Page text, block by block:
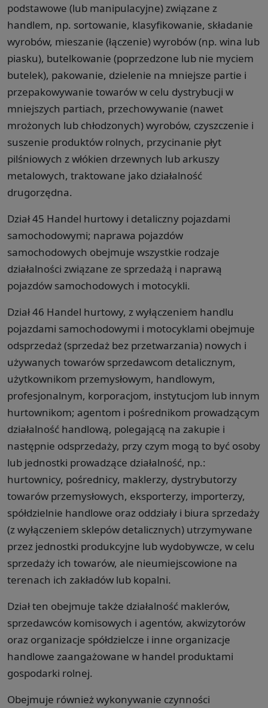
podstawowe (lub manipulacyjne) związane z
handlem, np. sortowanie, klasyfikowanie, składanie
wyrobów, mieszanie (łączenie) wyrobów (np. wina lub
piasku), butelkowanie (poprzedzone lub nie myciem
butelek), pakowanie, dzielenie na mniejsze partie i
przepakowywanie towarów w celu dystrybucji w
mniejszych partiach, przechowywanie (nawet
mrożonych lub chłodzonych) wyrobów, czyszczenie i
suszenie produktów rolnych, przycinanie płyt
pilśniowych z włókien drzewnych lub arkuszy
metalowych, traktowane jako działalność
drugorzędna.
Dział 45 Handel hurtowy i detaliczny pojazdami
samochodowymi; naprawa pojazdów
samochodowych obejmuje wszystkie rodzaje
działalności związane ze sprzedażą i naprawą
pojazdów samochodowych i motocykli.
Dział 46 Handel hurtowy, z wyłączeniem handlu
pojazdami samochodowymi i motocyklami obejmuje
odsprzedaż (sprzedaż bez przetwarzania) nowych i
używanych towarów sprzedawcom detalicznym,
użytkownikom przemysłowym, handlowym,
profesjonalnym, korporacjom, instytucjom lub innym
hurtownikom; agentom i pośrednikom prowadzącym
działalność handlową, polegającą na zakupie i
następnie odsprzedaży, przy czym mogą to być osoby
lub jednostki prowadzące działalność, np.:
hurtownicy, pośrednicy, maklerzy, dystrybutorzy
towarów przemysłowych, eksporterzy, importerzy,
spółdzielnie handlowe oraz oddziały i biura sprzedaży
(z wyłączeniem sklepów detalicznych) utrzymywane
przez jednostki produkcyjne lub wydobywcze, w celu
sprzedaży ich towarów, ale nieumiejscowione na
terenach ich zakładów lub kopalni.
Dział ten obejmuje także działalność maklerów,
sprzedawców komisowych i agentów, akwizytorów
oraz organizacje spółdzielcze i inne organizacje
handlowe zaangażowane w handel produktami
gospodarki rolnej.
Obejmuje również wykonywanie czynności